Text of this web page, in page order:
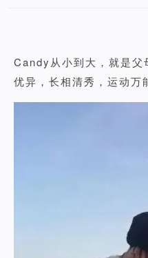
Candy从小到大，就是父
优异，长相清秀，运动万